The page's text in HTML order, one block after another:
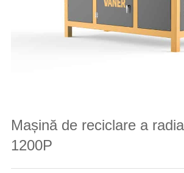
Mașină de reciclare a
1200P